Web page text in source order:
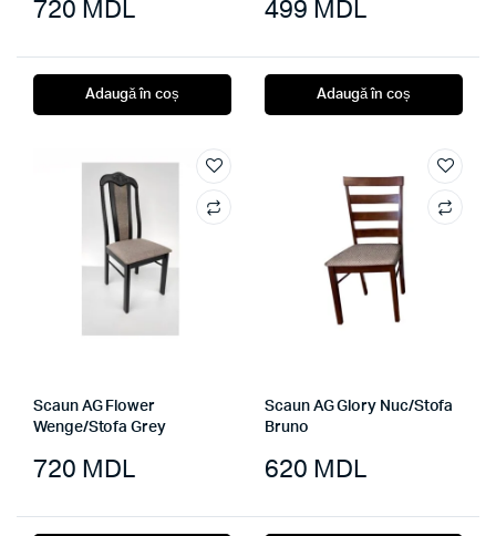
720 MDL
Adaugă în coș
499 MDL
Adaugă în coș
Scaun AG Flower
Wenge/Stofa Grey
720 MDL
Scaun AG Glory Nuc/Stofa
Bruno
620 MDL